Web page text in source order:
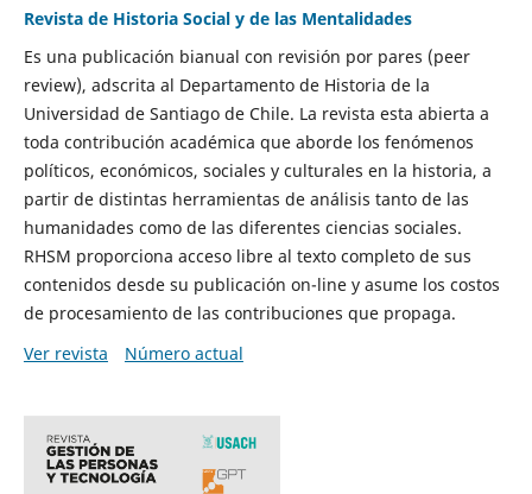
Revista de Historia Social y de las Mentalidades
Es una publicación bianual con revisión por pares (peer
review), adscrita al Departamento de Historia de la
Universidad de Santiago de Chile. La revista esta abierta a
toda contribución académica que aborde los fenómenos
políticos, económicos, sociales y culturales en la historia, a
partir de distintas herramientas de análisis tanto de las
humanidades como de las diferentes ciencias sociales.
RHSM proporciona acceso libre al texto completo de sus
contenidos desde su publicación on-line y asume los costos
de procesamiento de las contribuciones que propaga.
Ver revista
Número actual